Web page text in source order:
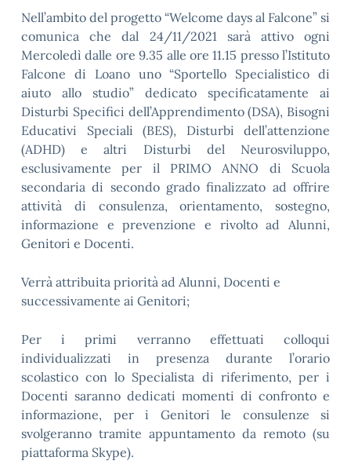
Nell’ambito del progetto “Welcome days al Falcone” si
comunica che dal 24/11/2021 sarà attivo ogni
Mercoledì dalle ore 9.35 alle ore 11.15 presso l’Istituto
Falcone di Loano uno “Sportello Specialistico di
aiuto allo studio” dedicato specificatamente ai
Disturbi Specifici dell’Apprendimento (DSA), Bisogni
Educativi Speciali (BES), Disturbi dell’attenzione
(ADHD) e altri Disturbi del Neurosviluppo,
esclusivamente per il PRIMO ANNO di Scuola
secondaria di secondo grado finalizzato ad offrire
attività di consulenza, orientamento, sostegno,
informazione e prevenzione e rivolto ad Alunni,
Genitori e Docenti.
Verrà attribuita priorità ad Alunni, Docenti e
successivamente ai Genitori;
Per i primi verranno effettuati colloqui
individualizzati in presenza durante l’orario
scolastico con lo Specialista di riferimento, per i
Docenti saranno dedicati momenti di confronto e
informazione, per i Genitori le consulenze si
svolgeranno tramite appuntamento da remoto (su
piattaforma Skype).